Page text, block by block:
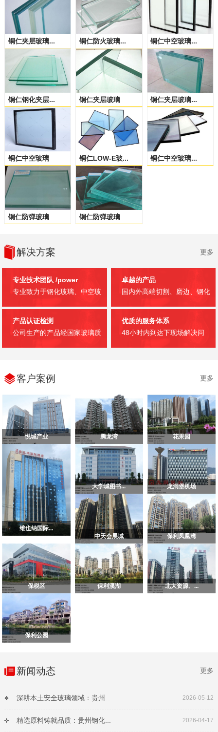
铜仁夹层玻璃... 铜仁防火玻璃... 铜仁中空玻璃...
铜仁钢化夹层... 铜仁夹层玻璃 铜仁夹层玻璃...
铜仁中空玻璃 铜仁LOW-E玻... 铜仁中空玻璃...
铜仁防弹玻璃 铜仁防弹玻璃
解决方案 更多
专业技术团队 /power
专业致力于钢化玻璃、中空玻
卓越的产品
国内外高端切割、磨边、钢化
产品认证检测
公司生产的产品经国家玻璃质
优质的服务体系
48小时内到达下现场解决问
客户案例 更多
悦城产业 腾龙湾 花果园
维也纳国际...
大学城图书... 龙洞堡机场
中天会展城 保利凤凰湾
保税区 保利溪湖 北大资源、...
保利公园
新闻动态 更多
深耕本土安全玻璃领域：贵州... 2026-05-12
精选原料铸就品质：贵州钢化... 2026-04-17